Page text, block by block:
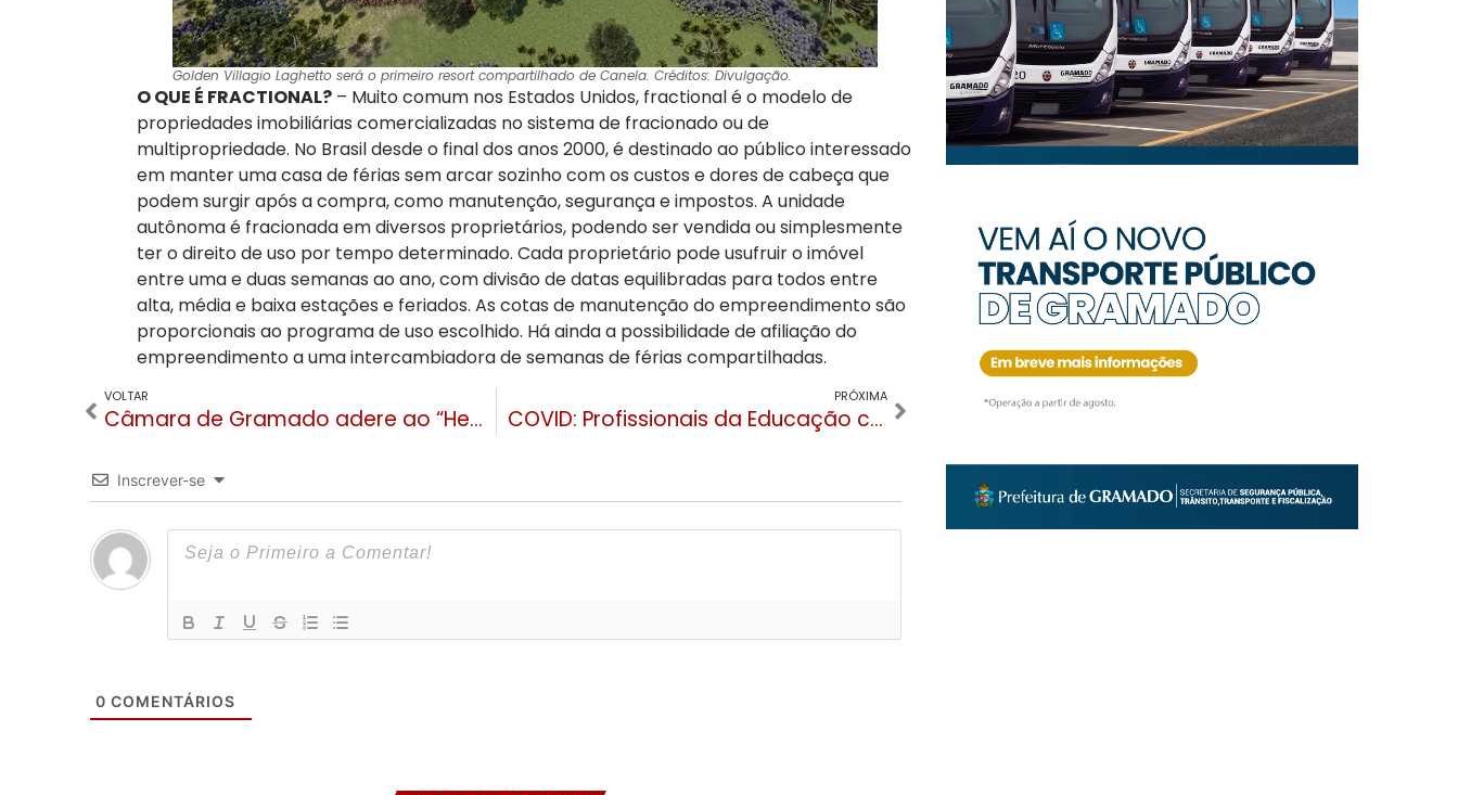
Golden Villagio Laghetto será o primeiro resort compartilhado de Canela. Créditos: Divulgação.
O QUE É FRACTIONAL?– Muito comum nos Estados Unidos, fractional é o modelo de
propriedades imobiliárias comercializadas no sistema de fracionado ou de
multipropriedade. No Brasil desde o final dos anos 2000, é destinado ao público interessado
em manter uma casa de férias sem arcar sozinho com os custos e dores de cabeça que
podem surgir após a compra, como manutenção, segurança e impostos. A unidade
autônoma é fracionada em diversos proprietários, podendo ser vendida ou simplesmente
ter o direito de uso por tempo determinado. Cada proprietário pode usufruir o imóvel
entre uma e duas semanas ao ano, com divisão de datas equilibradas para todos entre
alta, média e baixa estações e feriados. As cotas de manutenção do empreendimento são
proporcionais ao programa de uso escolhido. Há ainda a possibilidade de afiliação do
empreendimento a uma intercambiadora de semanas de férias compartilhadas.
VOLTAR
Câmara de Gramado adere ao “He for She” da ONU Mulheres, movimento focado em direitos humanos
PRÓXIMA
COVID: Profissionais da Educação começarão a ser vacinados em todo Estado do RS
Inscrever-se
0 COMENTÁRIOS